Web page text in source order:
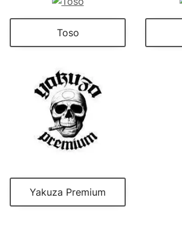
Toso
Yakuza Premium